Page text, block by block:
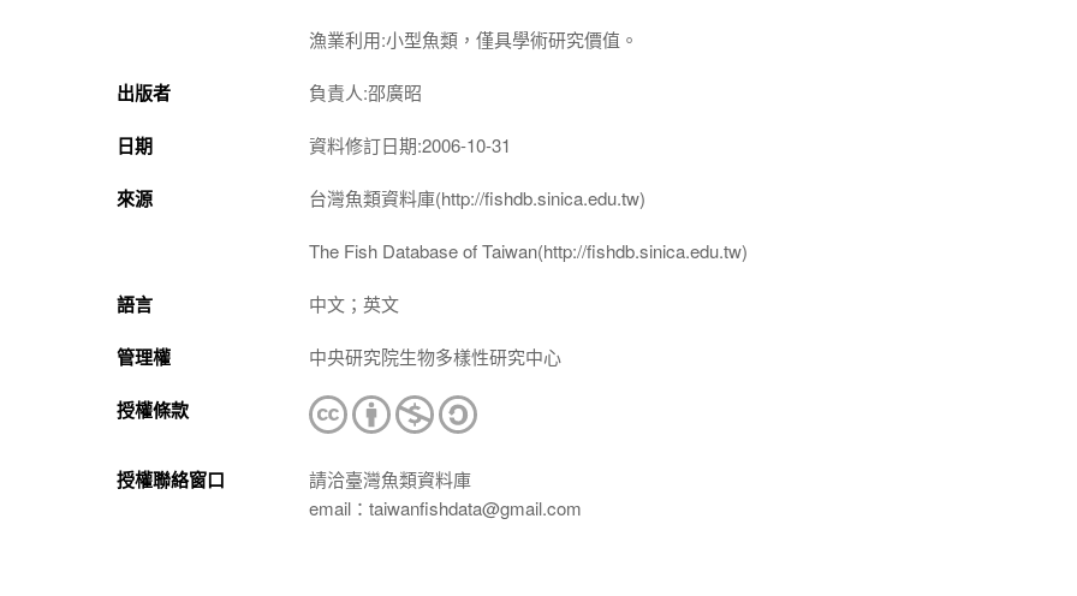
漁業利用:小型魚類，僅具學術研究價值。
出版者 負責人:邵廣昭
日期 資料修訂日期:2006-10-31
來源 台灣魚類資料庫(http://fishdb.sinica.edu.tw)
The Fish Database of Taiwan(http://fishdb.sinica.edu.tw)
語言 中文；英文
管理權 中央研究院生物多樣性研究中心
授權條款
授權聯絡窗口
請洽臺灣魚類資料庫
email：taiwanfishdata@gmail.com